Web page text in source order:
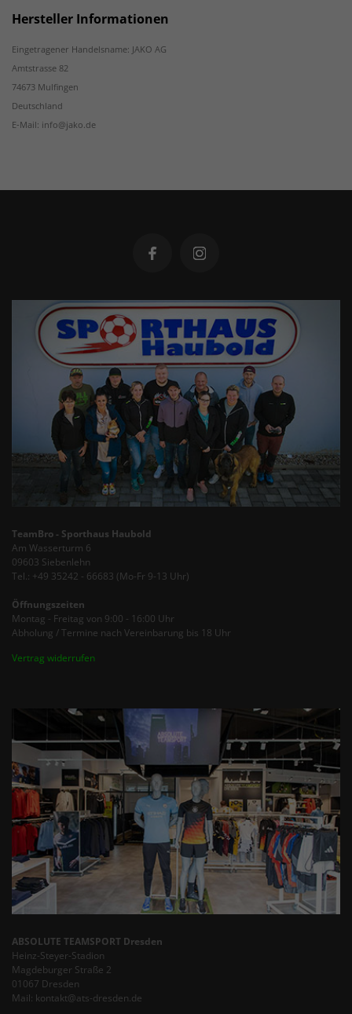
Hersteller Informationen
Eingetragener Handelsname: JAKO AG
Amtstrasse 82
74673 Mulfingen
Deutschland
E-Mail: info@jako.de
TeamBro - Sporthaus Haubold
Am Wasserturm 6
09603 Siebenlehn
Tel.: +49 35242 - 66683 (Mo-Fr 9-13 Uhr)
Öffnungszeiten
Montag - Freitag von 9:00 - 16:00 Uhr
Abholung / Termine nach Vereinbarung bis 18 Uhr
Vertrag widerrufen
ABSOLUTE TEAMSPORT Dresden
Heinz-Steyer-Stadion
Magdeburger Straße 2
01067 Dresden
Mail: kontakt@ats-dresden.de